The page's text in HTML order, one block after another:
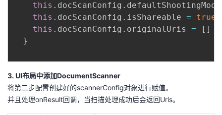
this . docScanConfig .
this . docScanConfig . isShareable =
true
this . docScanConfig . originalUris = [ ]
}
3. UI布局中添加DocumentScanner
将第二步配置创建好的scannerConfig对象进行赋值。
并且处理onResult回调，当扫描处理成功后会返回Uris。